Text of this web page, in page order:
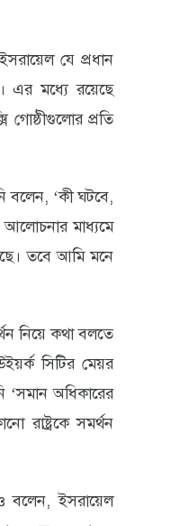
যে প্রধান
এর মধ্যে রয়েছে
গোষ্ঠীগুলোর প্রতি
বলেন, ‘কী ঘটবে,
আলোচনার মাধ্যমে
তবে আমি মনে
নিয়ে কথা বলতে
সিটির মেয়র
‘সমান অধিকারের
রাষ্ট্রকে সমর্থন
বলেন, ইসরায়েল